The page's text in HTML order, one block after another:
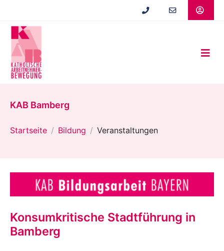
springen
KAB Bamberg
Startseite Bildung Veranstaltungen
Konsumkritische Stadtführung in
Bamberg